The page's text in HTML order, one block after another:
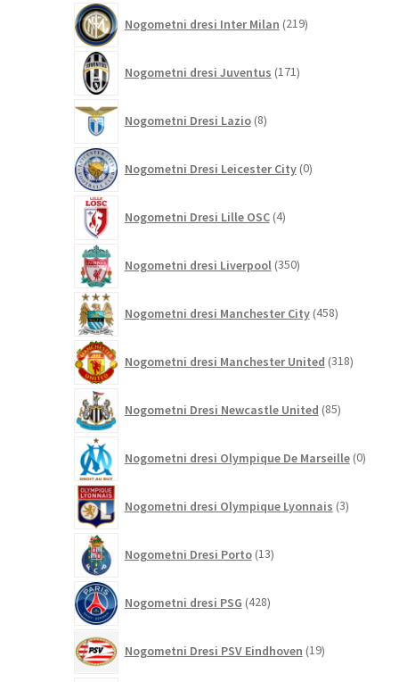
Nogometni dresi Inter Milan 219izdelkov
Nogometni dresi Juventus 171izdelkov
Nogometni Dresi Lazio 8izdelkov
Nogometni Dresi Leicester City 0izdelkov
Nogometni Dresi Lille OSC 4izdelki
Nogometni dresi Liverpool 350izdelkov
Nogometni dresi Manchester City 458izdelkov
Nogometni dresi Manchester United 318izdelkov
Nogometni Dresi Newcastle United 85izdelkov
Nogometni dresi Olympique De Marseille 0
Nogometni dresi Olympique Lyonnais 3izdelki
Nogometni Dresi Porto 13izdelkov
Nogometni dresi PSG 428izdelkov
Nogometni Dresi PSV Eindhoven 19izdelkov